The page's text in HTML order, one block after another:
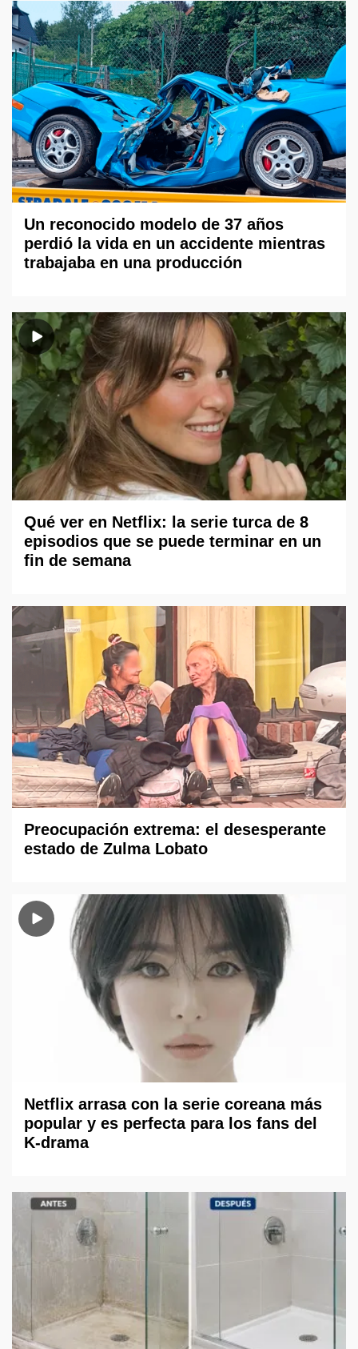
Un reconocido modelo de 37 años
perdió la vida en un accidente mientras
trabajaba en una producción
Qué ver en Netflix: la serie turca de 8
episodios que se puede terminar en un
fin de semana
Preocupación extrema: el desesperante
estado de Zulma Lobato
Netflix arrasa con la serie coreana más
popular y es perfecta para los fans del
K-drama